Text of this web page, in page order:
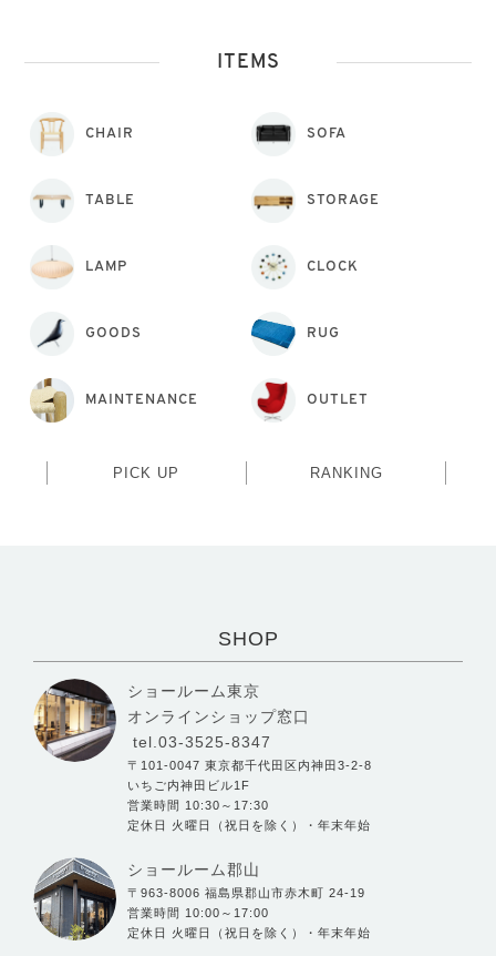
ITEMS
CHAIR SOFA
TABLE STORAGE
LAMP CLOCK
GOODS RUG
MAINTENANCE OUTLET
PICK UP RANKING
SHOP
ショールーム東京
オンラインショップ窓口
tel.03-3525-8347
〒101-0047 東京都千代田区内神田3-2-8
いちご内神田ビル1F
営業時間 10:30～17:30
定休日 火曜日（祝日を除く）・年末年始
ショールーム郡山
〒963-8006 福島県郡山市赤木町 24-19
営業時間 10:00～17:00
定休日 火曜日（祝日を除く）・年末年始